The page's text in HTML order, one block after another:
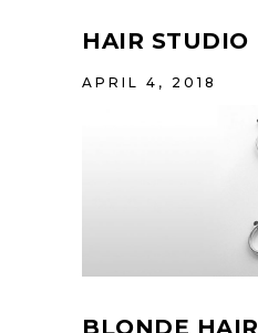
HAIR STUDIO
APRIL 4, 2018